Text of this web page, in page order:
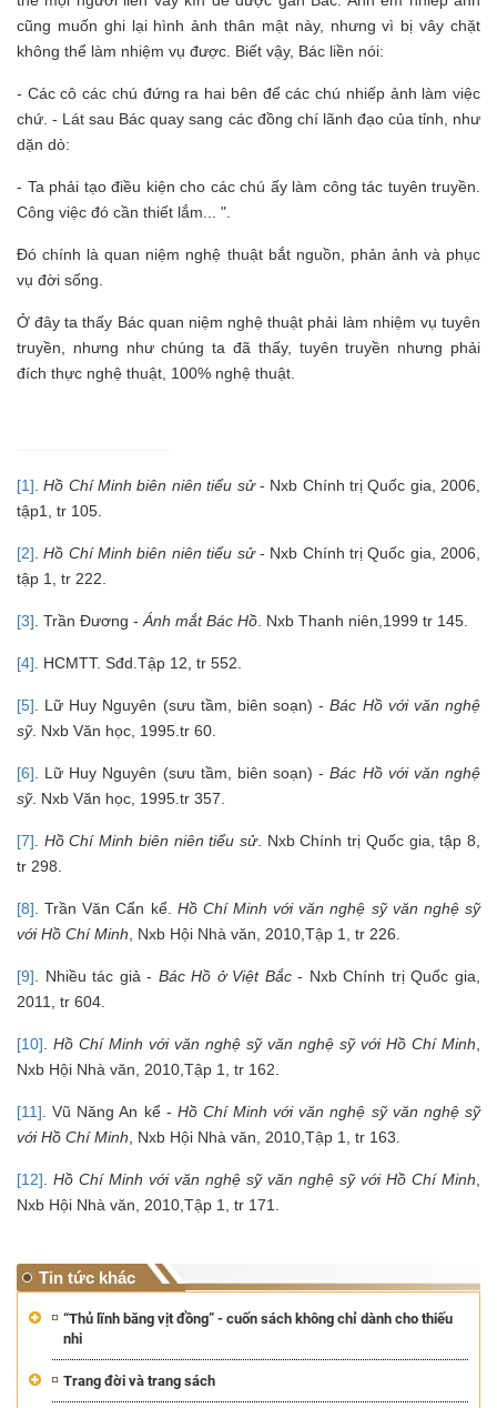
cũng muốn ghi lại hình ảnh thân mật này, nhưng vì bị vây chặt
không thể làm nhiệm vụ được. Biết vậy, Bác liền nói:
- Các cô các chú đứng ra hai bên để các chú nhiếp ảnh làm việc
chứ. - Lát sau Bác quay sang các đồng chí lãnh đạo của tỉnh, như
dặn dò:
- Ta phải tạo điều kiện cho các chú ấy làm công tác tuyên truyền.
Công việc đó cần thiết lắm... ".
Đó chính là quan niệm nghệ thuật bắt nguồn, phản ảnh và phục
vụ đời sống.
Ở đây ta thấy Bác quan niệm nghệ thuật phải làm nhiệm vụ tuyên
truyền, nhưng như chúng ta đã thấy, tuyên truyền nhưng phải
đích thực nghệ thuật, 100% nghệ thuật.
[1].Hồ Chí Minh biên niên tiểu sử- Nxb Chính trị Quốc gia, 2006,
tập1, tr 105.
[2].Hồ Chí Minh biên niên tiểu sử- Nxb Chính trị Quốc gia, 2006,
tập 1, tr 222.
[3]. Trần Đương -Ánh mắt Bác Hồ. Nxb Thanh niên,1999 tr 145.
[4]. HCMTT. Sđd.Tập 12, tr 552.
[5]. Lữ Huy Nguyên (sưu tầm, biên soạn) -Bác Hồ với văn nghệ
sỹ. Nxb Văn học, 1995.tr 60.
[6]. Lữ Huy Nguyên (sưu tầm, biên soạn) -Bác Hồ với văn nghệ
sỹ. Nxb Văn học, 1995.tr 357.
[7]. Hồ Chí Minh biên niên tiểu sử. Nxb Chính trị Quốc gia, tập 8,
tr 298.
[8]. Trần Văn Cẩn kể. Hồ Chí Minh với văn nghệ sỹ văn nghệ sỹ
với Hồ Chí Minh, Nxb Hội Nhà văn, 2010,Tập 1, tr 226.
[9]. Nhiều tác giả - Bác Hồ ở Việt Bắc- Nxb Chính trị Quốc gia,
2011, tr 604.
[10]. Hồ Chí Minh với văn nghệ sỹ văn nghệ sỹ với Hồ Chí Minh,
Nxb Hội Nhà văn, 2010,Tập 1, tr 162.
[11]. Vũ Năng An kể - Hồ Chí Minh với văn nghệ sỹ văn nghệ sỹ
với Hồ Chí Minh, Nxb Hội Nhà văn, 2010,Tập 1, tr 163.
[12]. Hồ Chí Minh với văn nghệ sỹ văn nghệ sỹ với Hồ Chí Minh,
Nxb Hội Nhà văn, 2010,Tập 1, tr 171.
Tin tức khác
“Thủ lĩnh băng vịt đồng” - cuốn sách không chỉ dành cho thiếu
nhi
Trang đời và trang sách